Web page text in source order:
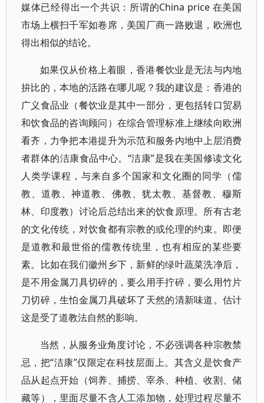
媒体已经得出一个共识：所谓的China price 在美国
市场上横扫千军如卷席，美国厂商一路败退，欧洲也
得出相似的结论。
如果仅从价格上着眼，香港餐饮业是无法与内地
拚比的，本地的活路在哪儿呢？我的建议是：香港的
广义食品业（餐饮业是其中一部分，更包括转口贸易
和饮食品的咨询顾问）在综合管理标准上继续向欧洲
看齐，力争把本港提升为示范和服务内地中上层消费
者群体的洁康食品中心。“洁康”是我在美国修读文化
人类学课程，与来自多个国家和文化圈的同学（儒
教、道教、神道教、佛教、犹太教、基督教、穆斯
林、印度教）讨论后总结出来的饮食原理。所有古老
的文化传统，对饮食都有宗教的或伦理的约束。即便
是道教和最世俗的儒教传统里，也有相应的某些要
素。比如在我们徽州乡下，新鲜的绿叶蔬菜洗净后，
是不用金属刀具切碎的，要么用手拧碎，要么用竹片
刀切碎，生怕金属刀具破坏了天然的清新味道。估计
这是受了道教法自然的影响。
当然，从服务业角度讨论，不必强调各种宗教禁
忌，把“洁康”仅限定在科技层面上。其含义是饮食产
品从起点开始（饲养、捕捞、宰杀、种植、收割、储
藏等），里面尽量不含人工添加物，处理过程尽量不